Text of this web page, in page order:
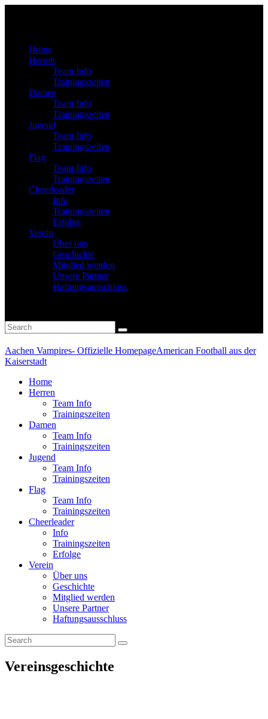
Home
Herren
Team Info
Trainingszeiten
Damen
Team Info
Trainingszeiten
Jugend
Team Info
Trainingszeiten
Flag
Team Info
Trainingszeiten
Cheerleader
Info
Trainingszeiten
Erfolge
Verein
Über uns
Geschichte
Mitglied werden
Unsere Partner
Haftungsausschluss
Aachen Vampires- Offizielle HomepageAmerican Football aus der
Kaiserstadt
Home
Herren
Team Info
Trainingszeiten
Damen
Team Info
Trainingszeiten
Jugend
Team Info
Trainingszeiten
Flag
Team Info
Trainingszeiten
Cheerleader
Info
Trainingszeiten
Erfolge
Verein
Über uns
Geschichte
Mitglied werden
Unsere Partner
Haftungsausschluss
Vereinsgeschichte